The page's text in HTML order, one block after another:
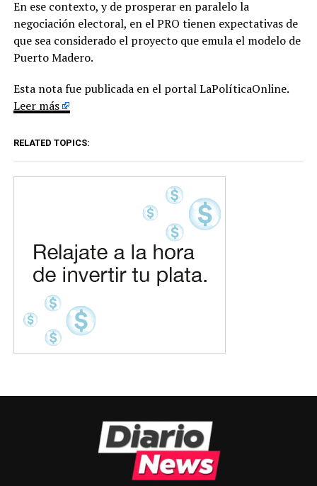
En ese contexto, y de prosperar en paralelo la
negociación electoral, en el PRO tienen expectativas de
que sea considerado el proyecto que emula el modelo de
Puerto Madero.
Esta nota fue publicada en el portal LaPolíticaOnline.
Leer más
RELATED TOPICS: